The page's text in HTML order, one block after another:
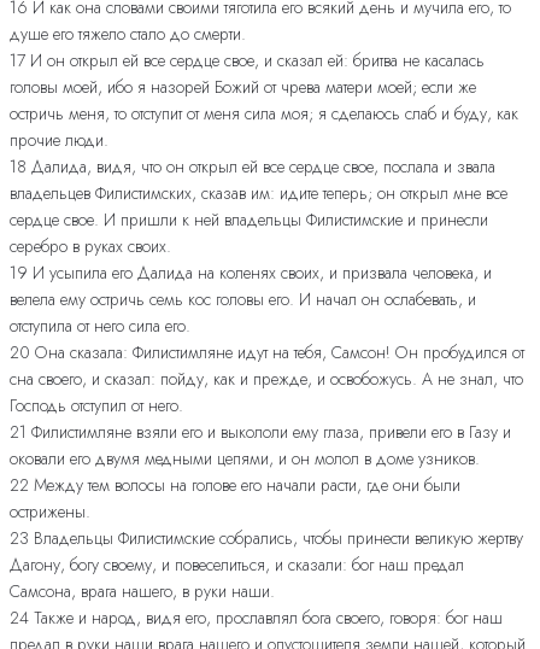
16 И как она словами своими тяготила его всякий день и мучила его, то
душе его тяжело стало до смерти.
17 И он открыл ей все сердце свое, и сказал ей: бритва не касалась
головы моей, ибо я назорей Божий от чрева матери моей; если же
остричь меня, то отступит от меня сила моя; я сделаюсь слаб и буду, как
прочие люди.
18 Далида, видя, что он открыл ей все сердце свое, послала и звала
владельцев Филистимских, сказав им: идите теперь; он открыл мне все
сердце свое. И пришли к ней владельцы Филистимские и принесли
серебро в руках своих.
19 И усыпила его Далида на коленях своих, и призвала человека, и
велела ему остричь семь кос головы его. И начал он ослабевать, и
отступила от него сила его.
20 Она сказала: Филистимляне идут на тебя, Самсон! Он пробудился от
сна своего, и сказал: пойду, как и прежде, и освобожусь. А не знал, что
Господь отступил от него.
21 Филистимляне взяли его и выкололи ему глаза, привели его в Газу и
оковали его двумя медными цепями, и он молол в доме узников.
22 Между тем волосы на голове его начали расти, где они были
острижены.
23 Владельцы Филистимские собрались, чтобы принести великую жертву
Дагону, богу своему, и повеселиться, и сказали: бог наш предал
Самсона, врага нашего, в руки наши.
24 Также и народ, видя его, прославлял бога своего, говоря: бог наш
предал в руки наши врага нашего и опустошителя земли нашей, который